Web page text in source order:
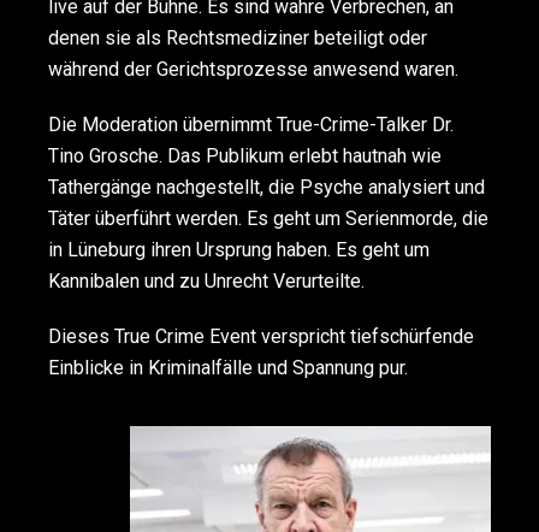
live auf der Bühne. Es sind wahre Verbrechen, an
denen sie als Rechtsmediziner beteiligt oder
während der Gerichtsprozesse anwesend waren.
Die Moderation übernimmt True-Crime-Talker Dr.
Tino Grosche. Das Publikum erlebt hautnah wie
Tathergänge nachgestellt, die Psyche analysiert und
Täter überführt werden. Es geht um Serienmorde, die
in Lüneburg ihren Ursprung haben. Es geht um
Kannibalen und zu Unrecht Verurteilte.
Dieses True Crime Event verspricht tiefschürfende
Einblicke in Kriminalfälle und Spannung pur.